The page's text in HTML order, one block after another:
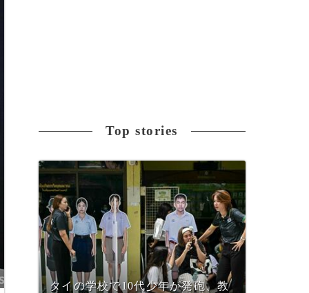
Top stories
タイの学校で10代少年が発砲、教